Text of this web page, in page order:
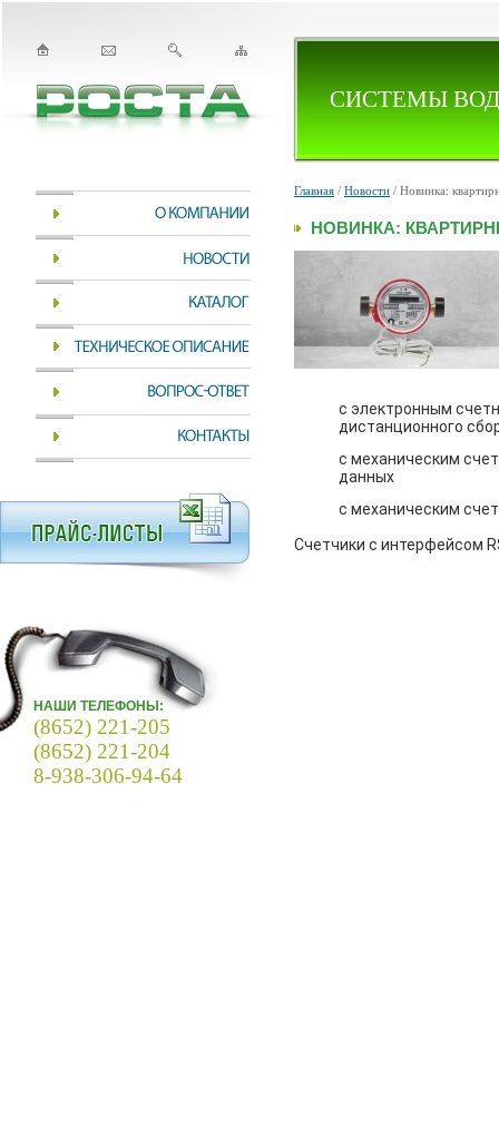
СИСТЕМЫ
НАШИ ТЕЛЕФОНЫ:
(8652) 221-205
(8652) 221-204
8-938-306-94-64
Главная / Новости / Новинка:
НОВИНКА:
с электронным
дистанционного
с механическим
данных
с механическим
Счетчики с интерфейсом